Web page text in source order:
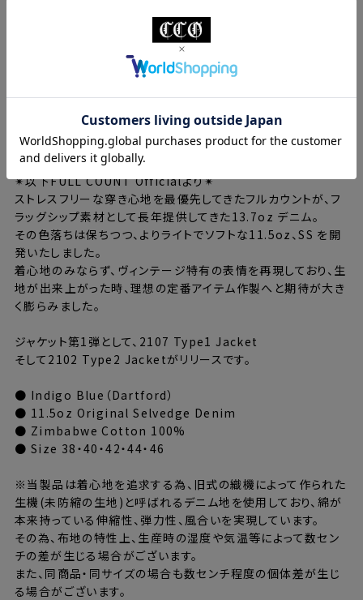
基本的にフルカウントのデニムは洗って育てるデニムです。汗を
かいたなと思ったら洗ってください。
✴︎タンブラー乾燥（乾燥機）は絶対にしないでください。形が崩
れる原因となります。
✴︎以下FULL COUNT Officialより✴︎
ストレスフリーな穿き心地を最優先してきたフルカウントが、フ
ラッグシップ素材として長年提供してきた13.7oz デニム。
その色落ちは保ちつつ、よりライトでソフトな11.5oz、SS を開
発いたしました。
着心地のみならず、ヴィンテージ特有の表情を再現しており、生
地が出来上がった時、理想の定番アイテム作製へと期待が大き
く膨らみました。
ジャケット第1弾として、2107 Type1 Jacket
そして2102 Type2 Jacketがリリースです。
● Indigo Blue（Dartford）
● 11.5oz Original Selvedge Denim
● Zimbabwe Cotton 100%
● Size 38・40・42・44・46
※当製品は着心地を追求する為、旧式の織機によって作られた
生機(未防縮の生地)と呼ばれるデニム地を使用しており、綿が
本来持っている伸縮性、弾力性、風合いを実現しています。
その為、布地の特性上、生産時の湿度や気温等によって数セン
チの差が生じる場合がございます。
また、同商品・同サイズの場合も数センチ程度の個体差が生じ
る場合がございます。